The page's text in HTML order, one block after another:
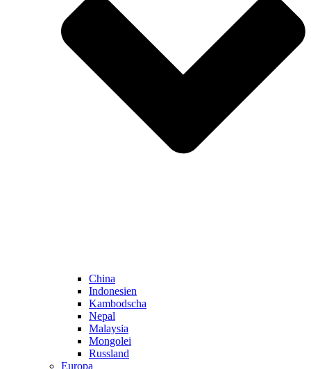
China
Indonesien
Kambodscha
Nepal
Malaysia
Mongolei
Russland
Europa